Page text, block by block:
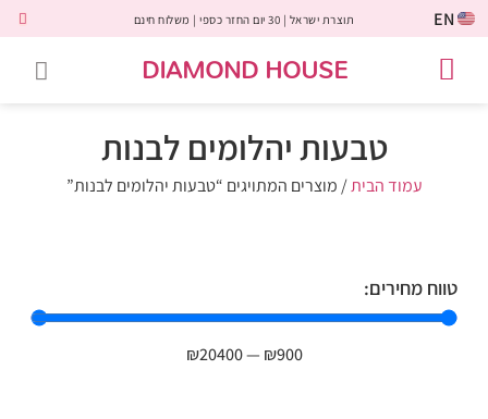
EN תוצרת ישראל | 30 יום החזר כספי | משלוח חינם
DIAMOND HOUSE
טבעות יהלומים לבנות
עמוד הבית/ מוצרים המתויגים “טבעות יהלומים לבנות”
טווח מחירים:
₪900
—
₪20400